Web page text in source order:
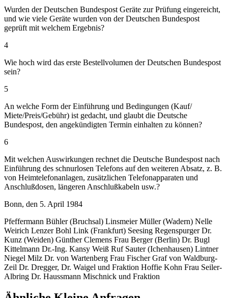
Wurden der Deutschen Bundespost Geräte zur Prüfung eingereicht,
und wie viele Geräte wurden von der Deutschen Bundespost
geprüft mit welchem Ergebnis?
4
Wie hoch wird das erste Bestellvolumen der Deutschen Bundespost
sein?
5
An welche Form der Einführung und Bedingungen (Kauf/
Miete/Preis/Gebühr) ist gedacht, und glaubt die Deutsche
Bundespost, den angekündigten Termin einhalten zu können?
6
Mit welchen Auswirkungen rechnet die Deutsche Bundespost nach
Einführung des schnurlosen Telefons auf den weiteren Absatz, z. B.
von Heimtelefonanlagen, zusätzlichen Telefonapparaten und
Anschlußdosen, längeren Anschlußkabeln usw.?
Bonn, den 5. April 1984
Pfeffermann Bühler (Bruchsal) Linsmeier Müller (Wadern) Nelle
Weirich Lenzer Bohl Link (Frankfurt) Seesing Regenspurger Dr.
Kunz (Weiden) Günther Clemens Frau Berger (Berlin) Dr. Bugl
Kittelmann Dr.-Ing. Kansy Weiß Ruf Sauter (Ichenhausen) Lintner
Niegel Milz Dr. von Wartenberg Frau Fischer Graf von Waldburg-
Zeil Dr. Dregger, Dr. Waigel und Fraktion Hoffie Kohn Frau Seiler-
Albring Dr. Haussmann Mischnick und Fraktion